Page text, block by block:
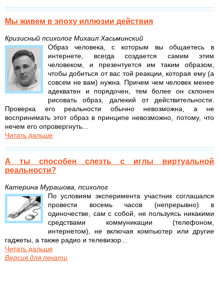
Мы живем в эпоху иллюзии действия
Кризисный психолог Михаил Хасьминский
Образ человека, с которым вы общаетесь в
интернете, всегда создается самим этим
человеком, и презентуется им таким образом,
чтобы добиться от вас той реакции, которая ему (а
совсем не вам) нужна. Причем чем человек менее
адекватен и порядочен, тем более он склонен
рисовать образ, далекий от действительности.
Проверка его реальности обычно невозможна, а не
воспринимать этот образ в принципе невозможно, потому, что
нечем его опровергнуть...
Читать дальше
А ты способен слезть с иглы виртуальной
реальности?
Катерина Мурашова, психолог
По условиям эксперимента участник соглашался
провести восемь часов (непрерывно) в
одиночестве, сам с собой, не пользуясь никакими
средствами коммуникации (телефоном,
интернетом), не включая компьютер или другие
гаджеты, а также радио и телевизор...
Читать дальше
Версия для печати